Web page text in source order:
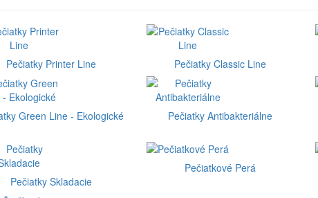
Pečiatky Printer Line Pečiatky Classic Line
Green Line - Ekologické
Pečiatky Antibakteriálne
Pečiatky Skladacie
Pečiatkové Perá